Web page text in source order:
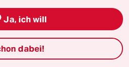
Uhr
den Begriff "Mummenschanz"
dass solch Eskapismus
als Skurrilität
Ja, ich will
dabei!